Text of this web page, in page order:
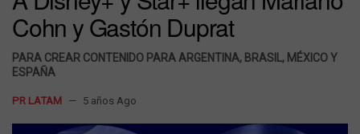
Cohn y Gastón Duprat
PARA CREAR CONTENIDO PARA ARGENTINA, BRASIL, MÉXICO Y
ESPAÑA
PR LATAM 5 años Ago